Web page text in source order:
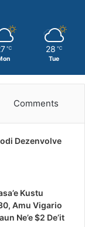
℃ 28 ℃
Tue
Comments
Dezenvolve
Kustu
Amu Vigario
Ne’e $2 De’it